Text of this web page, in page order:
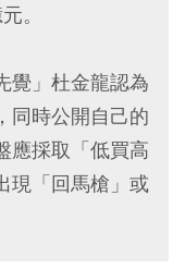
。
覺」杜金龍認為
同時公開自己的
應採取「低買高
現「回馬槍」或